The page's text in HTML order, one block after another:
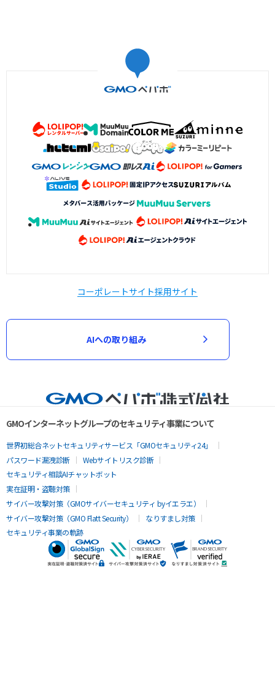
コーポレートサイト採用サイト
AIへの取り組み
GMOインターネットグループのセキュリティ事業について
世界初総合ネットセキュリティサービス「GMOセキュリティ24」
パスワード漏洩診断
Webサイトリスク診断
セキュリティ相談AIチャットボット
実在証明・盗聴対策
サイバー攻撃対策（GMOサイバーセキュリティ byイエラエ）
サイバー攻撃対策（GMO Flatt Security）
なりすまし対策
セキュリティ事業の軌跡